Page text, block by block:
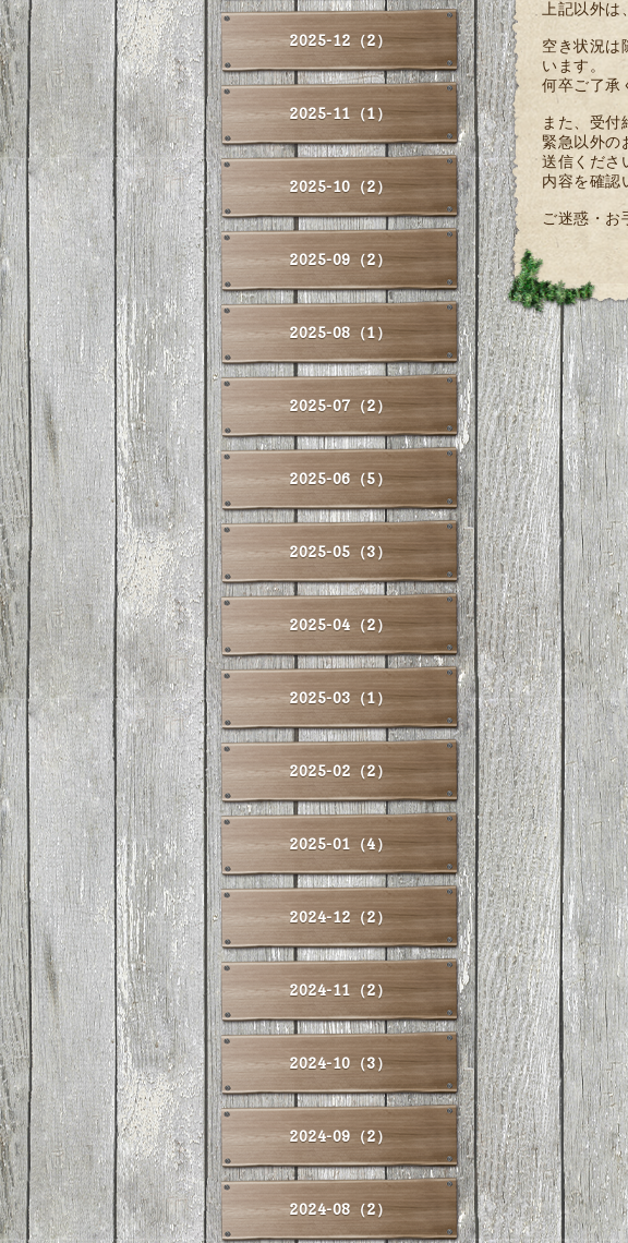
上記以外は
空き状況は
います。
何卒ご了承
また、受付
緊急以外の
送信くださ
内容を確認
ご迷惑・お
2025-12（2）
2025-11（1）
2025-10（2）
2025-09（2）
2025-08（1）
2025-07（2）
2025-06（5）
2025-05（3）
2025-04（2）
2025-03（1）
2025-02（2）
2025-01（4）
2024-12（2）
2024-11（2）
2024-10（3）
2024-09（2）
2024-08（2）